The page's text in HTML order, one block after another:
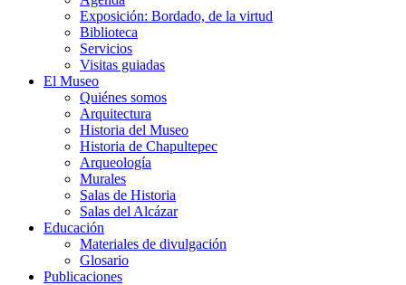
Exposición: Bordado, de la virtud
Biblioteca
Servicios
Visitas guiadas
El Museo
Quiénes somos
Arquitectura
Historia del Museo
Historia de Chapultepec
Arqueología
Murales
Salas de Historia
Salas del Alcázar
Educación
Materiales de divulgación
Glosario
Publicaciones